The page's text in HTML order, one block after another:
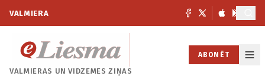
VALMIERA
VALMIERAS UNVIDZEMES ZIŅAS
ABONĒT